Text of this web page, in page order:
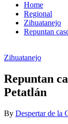
Home
Regional
Zihuatanejo
Repuntan
Zihuatanejo
Repuntan
Petatlán
By Despertar de la